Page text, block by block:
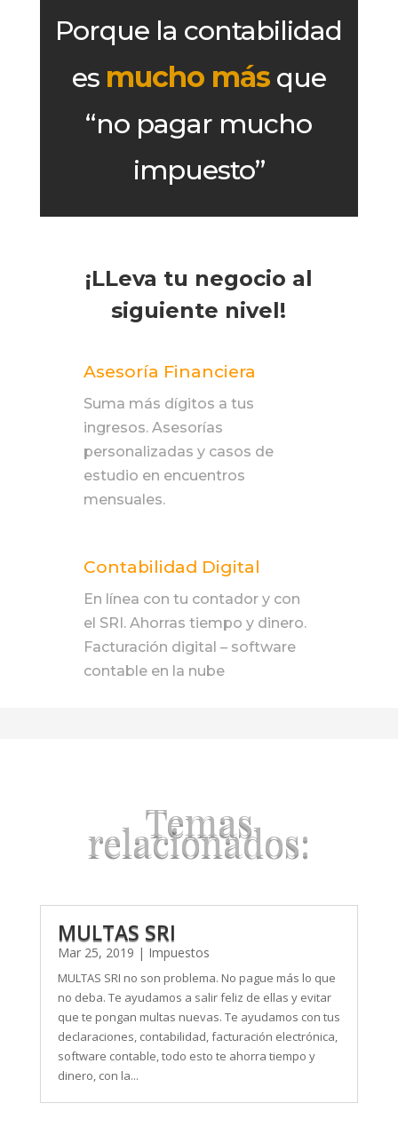
Porque la contabilidad
es mucho másque
“no pagar mucho
impuesto”
¡LLeva tu negocio al
siguiente nivel!
Asesoría Financiera
Suma más dígitos a tus
ingresos. Asesorías
personalizadas y casos de
estudio en encuentros
mensuales.
Contabilidad Digital
En línea con tu contador y con
el SRI. Ahorras tiempo y dinero.
Facturación digital – software
contable en la nube
Temas
relacionados:
MULTAS SRI
Mar 25, 2019 | Impuestos
MULTAS SRI no son problema. No pague más lo que
no deba. Te ayudamos a salir feliz de ellas y evitar
que te pongan multas nuevas. Te ayudamos con tus
declaraciones, contabilidad, facturación electrónica,
software contable, todo esto te ahorra tiempo y
dinero, con la...